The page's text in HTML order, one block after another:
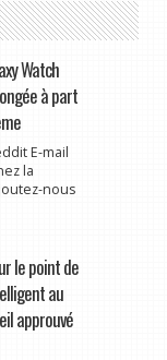
Watch
à part
E-mail
la
nous
le point de
au
approuvé